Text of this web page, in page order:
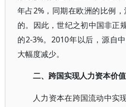
年占2%，同期在欧洲的比例
的。因此，世纪之初中国非正
的2-3%。2010年以后，源自
大幅度减少。
二、跨国实现人力资本价值
人力资本在跨国流动中实